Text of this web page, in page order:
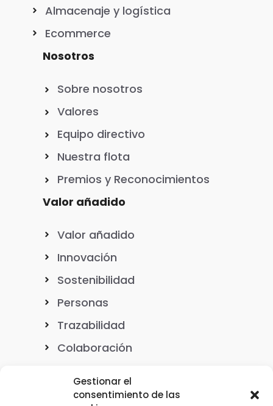
Gestionar el
consentimiento de las
Almacenaje y logística
Ecommerce
Nosotros
Sobre nosotros
Valores
Equipo directivo
Nuestra flota
Premios y Reconocimientos
Valor añadido
Valor añadido
Innovación
Sostenibilidad
Personas
Trazabilidad
Colaboración